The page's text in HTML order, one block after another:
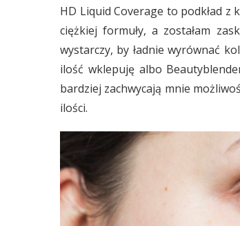
HD Liquid Coverage to podkład z
ciężkiej formuły, a zostałam
wystarczy, by ładnie wyrównać
ilość wklepuję albo
bardziej zachwycają mnie
ilości.